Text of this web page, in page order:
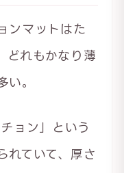
ンマットはた
どれもかなり薄
い。
ョン」という
れていて、厚さ